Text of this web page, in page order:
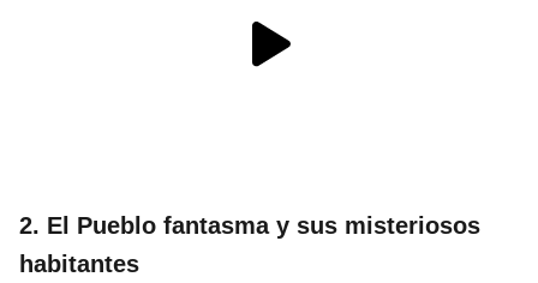
2. El Pueblo fantasma y sus misteriosos
habitantes